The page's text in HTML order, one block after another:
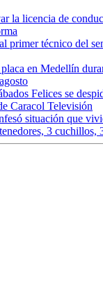
la licencia de
primer técnico del
en Medellín
Felices se
Caracol Televisión
situación que
3 cuchillos,